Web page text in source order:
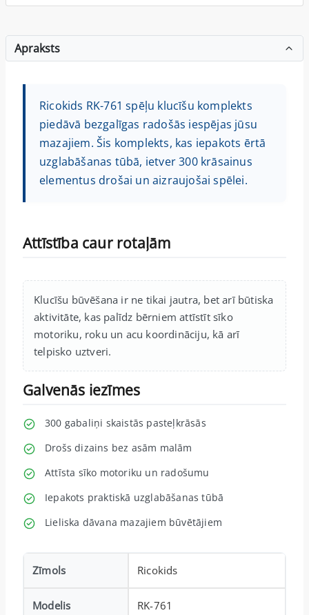
Apraksts
Ricokids RK-761 spēļu klucīšu komplekts
piedāvā bezgalīgas radošās iespējas jūsu
mazajiem. Šis komplekts, kas iepakots ērtā
uzglabāšanas tūbā, ietver 300 krāsainus
elementus drošai un aizraujošai spēlei.
Attīstība caur rotaļām
Klucīšu būvēšana ir ne tikai jautra, bet arī būtiska
aktivitāte, kas palīdz bērniem attīstīt sīko
motoriku, roku un acu koordināciju, kā arī
telpisko uztveri.
Galvenās iezīmes
300 gabaliņi skaistās pasteļkrāsās
Drošs dizains bez asām malām
Attīsta sīko motoriku un radošumu
Iepakots praktiskā uzglabāšanas tūbā
Lieliska dāvana mazajiem būvētājiem
Zīmols Ricokids
Modelis RK-761